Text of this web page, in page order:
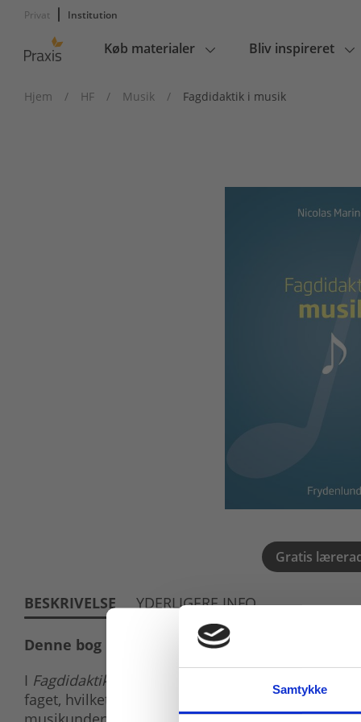
Samtykke
Privat Institution
Main
Køb materialer Bliv inspireret
Hjem / HF / Musik / Fagdidaktik i musik
Gratis
BESKRIVELSE YDERLIGERE INFO
Denne bog indgår i fagpakken til musik
I Fagdidaktik i musik
får du som musiklærer og -
faget, hvilket kan være med til at bidrage til at